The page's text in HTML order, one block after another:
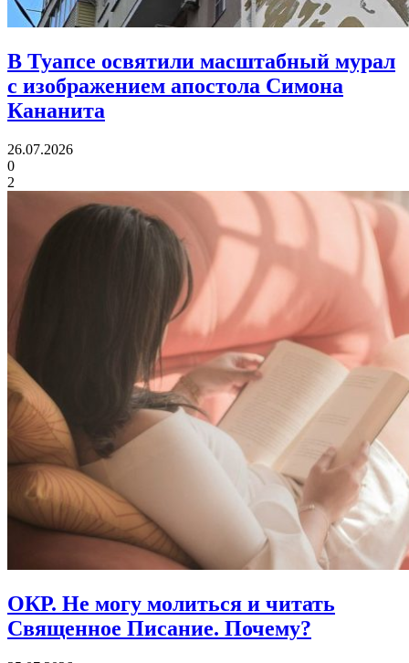
В Туапсе освятили масштабный мурал
с изображением апостола Симона
Кананита
26.07.2026
0
2
ОКР. Не могу молиться и читать
Священное Писание. Почему?